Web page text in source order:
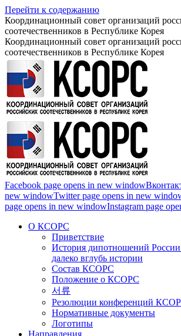
Перейти к содержанию
Координационный совет организаций
соотечественников в Республике Корея
Координационный совет организаций
соотечественников в Республике Корея
Facebook page opens in new window
new windowTwitter page opens in new
page opens in new windowInstagram page
О КСОРС
Приветствие
История дипотношений
далеко вглубь истории
Состав КСОРС
Положение о КСОРС
서류
Резолюции конференций
Нормативные документы
Логотипы
Направления